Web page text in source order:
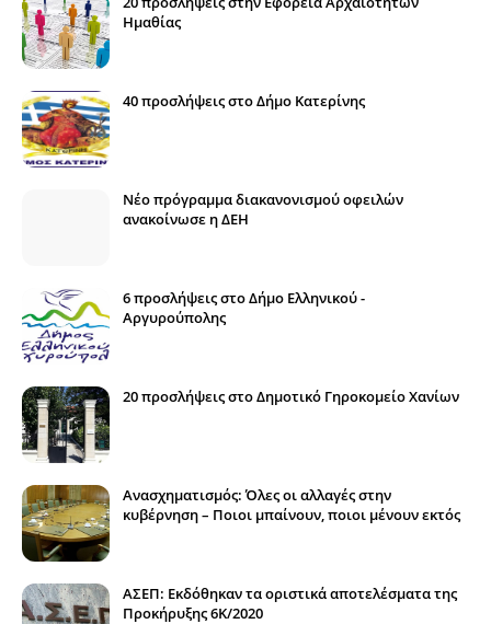
Ημαθίας
40 προσλήψεις στο Δήμο Κατερίνης
Νέο πρόγραμμα διακανονισμού οφειλών
ανακοίνωσε η ΔΕΗ
6 προσλήψεις στο Δήμο Ελληνικού -
Αργυρούπολης
20 προσλήψεις στο Δημοτικό Γηροκομείο Χανίων
Ανασχηματισμός: Όλες οι αλλαγές στην
κυβέρνηση – Ποιοι μπαίνουν, ποιοι μένουν εκτός
ΑΣΕΠ: Εκδόθηκαν τα οριστικά αποτελέσματα της
Προκήρυξης 6Κ/2020